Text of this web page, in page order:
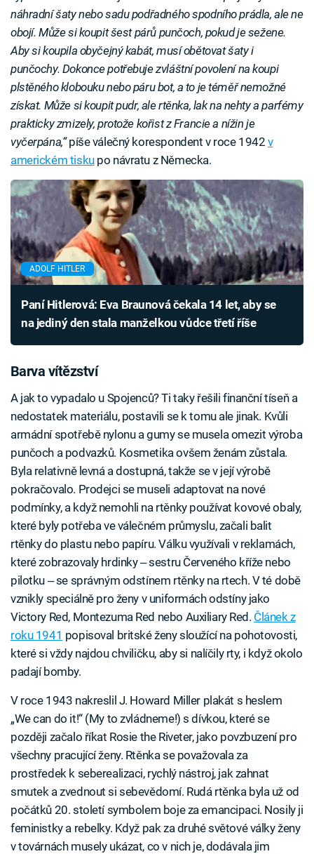
náhradní šaty nebo sadu podřadného spodního prádla, ale ne
obojí. Může si koupit šest párů punčoch, pokud je sežene.
Aby si koupila obyčejný kabát, musí obětovat šaty i
punčochy. Dokonce potřebuje zvláštní povolení na koupi
plstěného klobouku nebo páru bot, a to je téměř nemožné
získat. Může si koupit pudr, ale rtěnka, lak na nehty a parfémy
prakticky zmizely, protože kořist z Francie a nížin je
vyčerpána,“píše válečný korespondent v roce 1942 v
americkém tiskupo návratu z Německa.
ADOLF HITLER
Paní Hitlerová: Eva Braunová čekala 14 let, aby se
na jediný den stala manželkou vůdce třetí říše
Barva vítězství
A jak to vypadalo u Spojenců? Ti taky řešili finanční tíseň a
nedostatek materiálu, postavili se k tomu ale jinak. Kvůli
armádní spotřebě nylonu a gumy se musela omezit výroba
punčoch a podvazků. Kosmetika ovšem ženám zůstala.
Byla relativně levná a dostupná, takže se v její výrobě
pokračovalo. Prodejci se museli adaptovat na nové
podmínky, a když nemohli na rtěnky používat kovové obaly,
které byly potřeba ve válečném průmyslu, začali balit
rtěnky do plastu nebo papíru. Válku využívali v reklamách,
které zobrazovaly hrdinky ‒ sestru Červeného kříže nebo
pilotku ‒ se správným odstínem rtěnky na rtech. V té době
vznikly speciálně pro ženy v uniformách odstíny jako
Victory Red, Montezuma Red nebo Auxiliary Red. Článek z
roku 1941 popisoval britské ženy sloužící na pohotovosti,
které si vždy najdou chviličku, aby si nalíčily rty, i když okolo
padají bomby.
V roce 1943 nakreslil J. Howard Miller plakát s heslem
„We can do it!“ (My to zvládneme!) s dívkou, které se
později začalo říkat Rosie the Riveter, jako povzbuzení pro
všechny pracující ženy. Rtěnka se považovala za
prostředek k seberealizaci, rychlý nástroj, jak zahnat
smutek a zvednout si sebevědomí. Rudá rtěnka byla už od
počátků 20. století symbolem boje za emancipaci. Nosily ji
feministky a rebelky. Když pak za druhé světové války ženy
v továrnách musely ukázat, co v nich je, dodávala jim